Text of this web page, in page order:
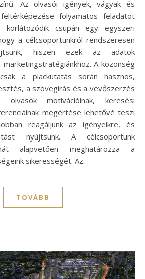
Az olvasói igények, vágyak és
folyamatos feladatot
csupán egy egyszeri
a célcsoportunkról rendszeresen
hiszen ezek az adatok
marketingstratégiánkhoz. A közönség
a piackutatás során hasznos,
a szövegírás és a vevőszerzés
motivációinak, keresési
megértése lehetővé teszi
reagáljunk az igényeikre, és
nyújtsunk. A célcsoportunk
alapvetően meghatározza a
sikerességét. Az…
TOVÁBB